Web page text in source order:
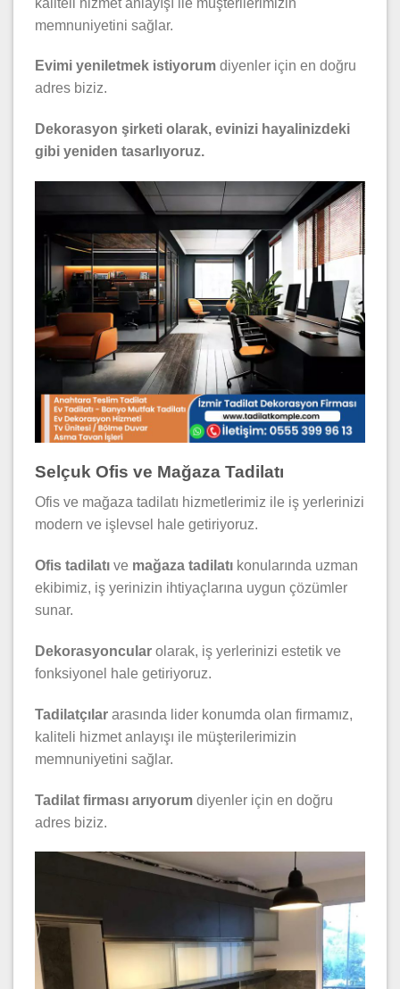
memnuniyetini sağlar.
Evimi yeniletmek istiyorum diyenler için en doğru
adres biziz.
Dekorasyon şirketi olarak, evinizi hayalinizdeki
gibi yeniden tasarlıyoruz.
Selçuk Ofis ve Mağaza Tadilatı
Ofis ve mağaza tadilatı hizmetlerimiz ile iş yerlerinizi
modern ve işlevsel hale getiriyoruz.
Ofis tadilatı ve mağaza tadilatı konularında uzman
ekibimiz, iş yerinizin ihtiyaçlarına uygun çözümler
sunar.
Dekorasyoncular olarak, iş yerlerinizi estetik ve
fonksiyonel hale getiriyoruz.
Tadilatçılar arasında lider konumda olan firmamız,
kaliteli hizmet anlayışı ile müşterilerimizin
memnuniyetini sağlar.
Tadilat firması arıyorum diyenler için en doğru
adres biziz.